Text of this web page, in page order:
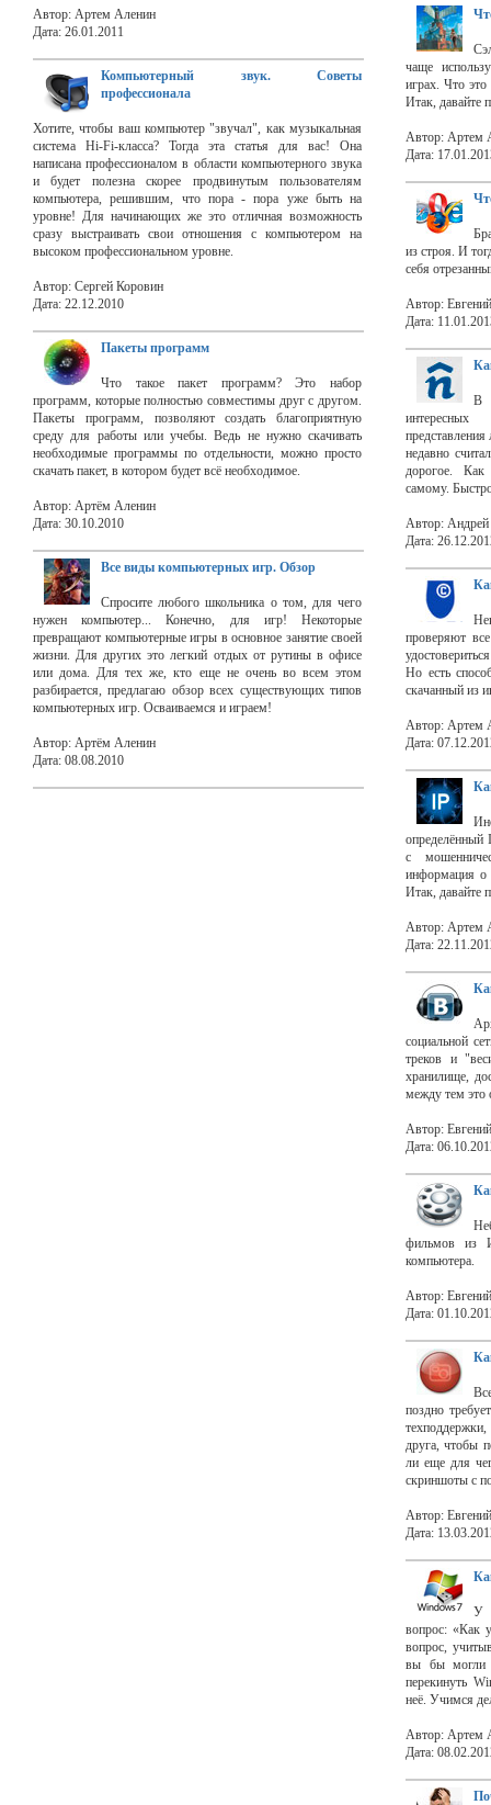
Автор: Артем Аленин
Дата: 26.01.2011
Компьютерный звук. Советы
профессионала
Хотите, чтобы ваш компьютер "звучал", как музыкальная
система Hi-Fi-класса? Тогда эта статья для вас! Она
написана профессионалом в области компьютерного звука
и будет полезна скорее продвинутым пользователям
компьютера, решившим, что пора - пора уже быть на
уровне! Для начинающих же это отличная возможность
сразу выстраивать свои отношения с компьютером на
высоком профессиональном уровне.
Автор: Сергей Коровин
Дата: 22.12.2010
Пакеты программ
Что такое пакет программ? Это набор
программ, которые полностью совместимы друг с другом.
Пакеты программ, позволяют создать благоприятную
среду для работы или учебы. Ведь не нужно скачивать
необходимые программы по отдельности, можно просто
скачать пакет, в котором будет всё необходимое.
Автор: Артём Аленин
Дата: 30.10.2010
Все виды компьютерных игр. Обзор
Спросите любого школьника о том, для чего
нужен компьютер... Конечно, для игр! Некоторые
превращают компьютерные игры в основное занятие своей
жизни. Для других это легкий отдых от рутины в офисе
или дома. Для тех же, кто еще не очень во всем этом
разбирается, предлагаю обзор всех существующих типов
компьютерных игр. Осваиваемся и играем!
Автор: Артём Аленин
Дата: 08.08.2010
чаще
играх. Что
Итак, давайте
Автор: Артем
Дата:
из строя. И
себя
Автор:
Дата:
В
интересных
недавно
дорогое. Как
самому.
Автор:
Дата:
проверяют
Но есть
скачанный из
Автор: Артем
Дата:
определённый
с
информация о
Итак, давайте
Автор: Артем
Дата:
социальной
треков и
хранилище,
между тем это
Автор:
Дата:
фильмов из
компьютера.
Автор:
Дата:
поздно
друга, чтобы
ли еще для
скриншоты с
Автор:
Дата:
У
вопрос: «Как
вопрос,
вы бы могли
перекинуть
неё. Учимся
Автор: Артем
Дата: